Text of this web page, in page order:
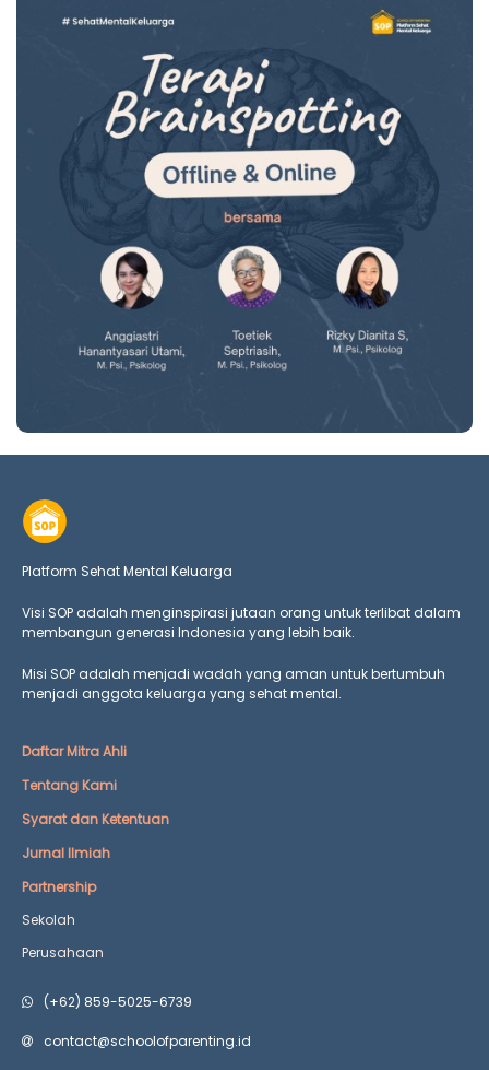
Platform Sehat Mental Keluarga
Visi SOP adalah menginspirasi jutaan orang untuk terlibat dalam
membangun generasi Indonesia yang lebih baik.
Misi SOP adalah menjadi wadah yang aman untuk bertumbuh
menjadi anggota keluarga yang sehat mental.
Daftar Mitra Ahli
Tentang Kami
Syarat dan Ketentuan
Jurnal Ilmiah
Partnership
Sekolah
Perusahaan
(+62) 859-5025-6739
contact@schoolofparenting.id